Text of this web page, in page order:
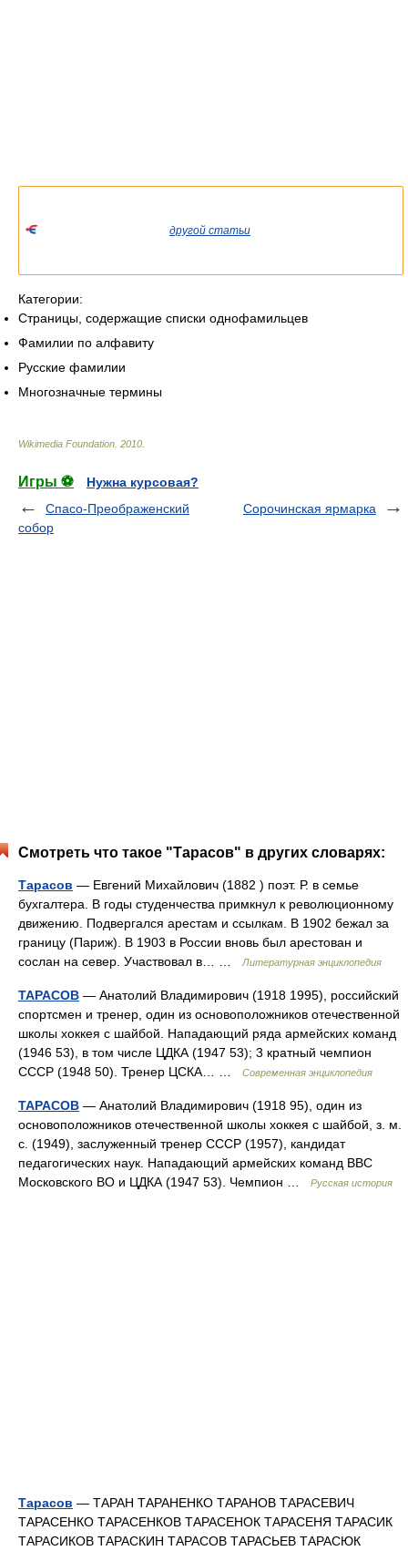
другой статьи
Категории:
Страницы, содержащие списки однофамильцев
Фамилии по алфавиту
Русские фамилии
Многозначные термины
Wikimedia Foundation 2010
Игры ⚽
Нужна курсовая?
Спасо-Преображенский
собор
Сорочинская ярмарка
Смотреть что такое "Тарасов" в других словарях:
Тарасов — Евгений Михайлович (1882 ) поэт. Р. в семье
бухгалтера. В годы студенчества примкнул к революционному
движению. Подвергался арестам и ссылкам. В 1902 бежал за
границу (Париж). В 1903 в России вновь был арестован и
сослан на север. Участвовал в… …
Литературная энциклопедия
ТАРАСОВ — Анатолий Владимирович (1918 1995), российский
спортсмен и тренер, один из основоположников отечественной
школы хоккея с шайбой. Нападающий ряда армейских команд
(1946 53), в том числе ЦДКА (1947 53); 3 кратный чемпион
СССР (1948 50). Тренер ЦСКА… …
Современная энциклопедия
ТАРАСОВ — Анатолий Владимирович (1918 95), один из
основоположников отечественной школы хоккея с шайбой, з. м.
с. (1949), заслуженный тренер СССР (1957), кандидат
педагогических наук. Нападающий армейских команд ВВС
Московского ВО и ЦДКА (1947 53). Чемпион …
Русская история
Тарасов — ТАРАН ТАРАНЕНКО ТАРАНОВ ТАРАСЕВИЧ
ТАРАСЕНКО ТАРАСЕНКОВ ТАРАСЕНОК ТАРАСЕНЯ ТАРАСИК
ТАРАСИКОВ ТАРАСКИН ТАРАСОВ ТАРАСЬЕВ ТАРАСЮК